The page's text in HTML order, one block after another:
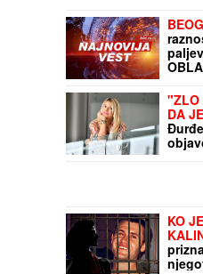
"ZLO
DA
KO